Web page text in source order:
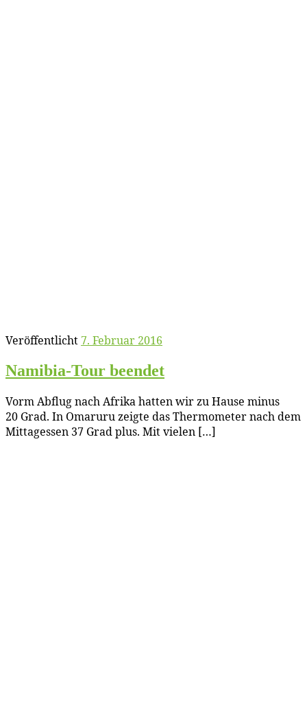
Veröffentlicht 7. Februar 2016
Na­mi­bia-Tour beendet
Vorm Ab­flug nach Afri­ka hat­ten wir zu Hau­se mi­nus
20 Grad. In Oma­r­u­ru zeig­te das Ther­mo­me­ter nach dem
Mit­tag­essen 37 Grad plus. Mit vielen […]